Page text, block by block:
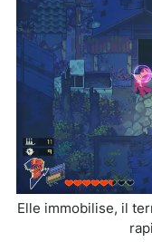
Elle immobilise, il